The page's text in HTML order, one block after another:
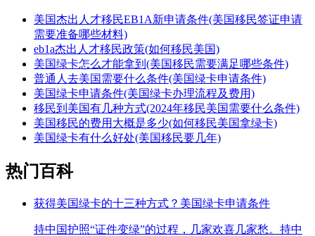
美国杰出人才移民EB1A新申请条件(美国移民签证申请
需要准备哪些材料)
eb1a杰出人才移民政策(如何移民美国)
美国绿卡怎么才能拿到(美国移民需要满足哪些条件)
普通人去美国需要什么条件(美国绿卡申请条件)
美国绿卡申请条件(美国绿卡办理流程及费用)
移民到美国有几种方式(2024年移民美国需要什么条件)
美国移民的费用大概是多少(如何移民美国拿绿卡)
美国绿卡有什么好处(美国移民要几年)
热门百科
获得美国绿卡的十三种方式？美国绿卡申请条件
持中国护照“证件变绿”的过程，几家欢喜几家愁。持中